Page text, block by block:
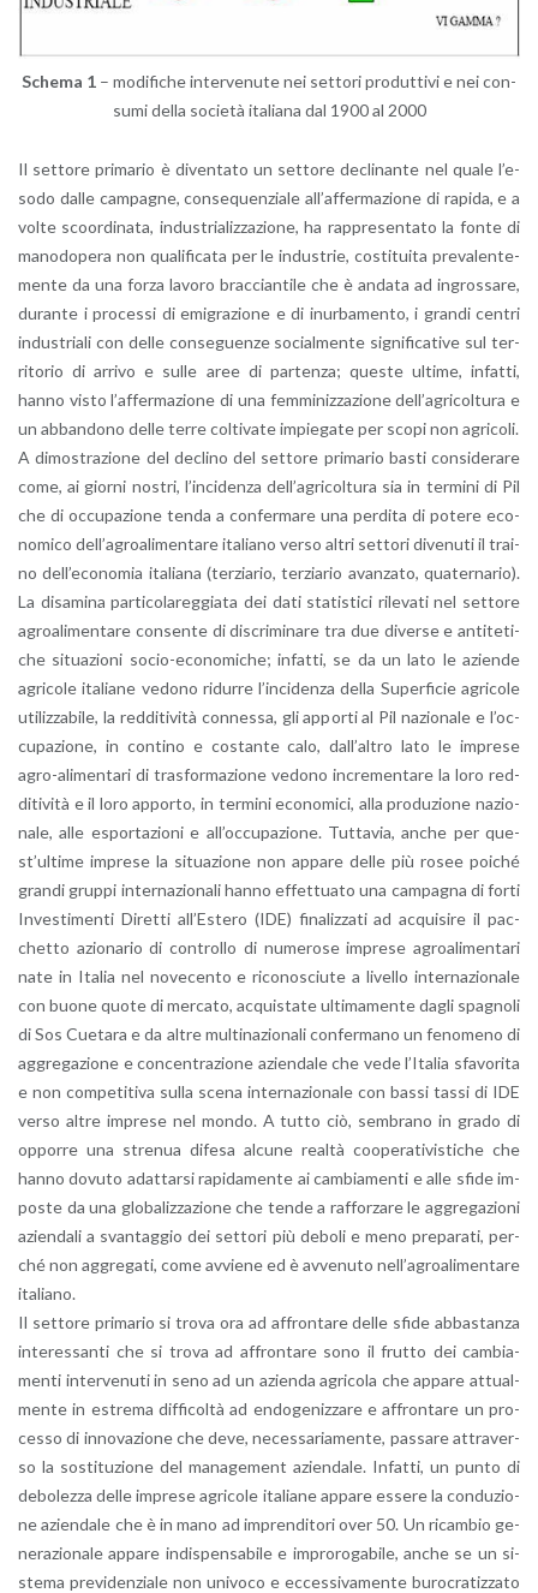
Sche­ma 1 – mo­di­fi­che in­ter­ve­nu­te nei set­to­ri pro­dut­ti­vi e nei con­
su­mi della so­cie­tà ita­lia­na dal 1900 al 2000
Il set­to­re pri­ma­rio è di­ven­ta­to un set­to­re de­cli­nan­te nel quale l’e­
so­do dalle cam­pa­gne, con­se­quen­zia­le al­l’af­fer­ma­zio­ne di ra­pi­da, e a
volte scoor­di­na­ta, in­du­stria­liz­za­zio­ne, ha rap­pre­sen­ta­to la fonte di
ma­no­do­pe­ra non qua­li­fi­ca­ta per le in­du­strie, co­sti­tui­ta pre­va­len­te­
men­te da una forza la­vo­ro brac­cian­ti­le che è an­da­ta ad in­gros­sa­re,
du­ran­te i pro­ces­si di emi­gra­zio­ne e di inur­ba­men­to, i gran­di cen­tri
in­du­stria­li con delle con­se­guen­ze so­cial­men­te si­gni­fi­ca­ti­ve sul ter­
ri­to­rio di ar­ri­vo e sulle aree di par­ten­za; que­ste ul­ti­me, in­fat­ti,
hanno visto l’af­fer­ma­zio­ne di una fem­mi­niz­za­zio­ne del­l’a­gri­col­tu­ra e
un ab­ban­do­no delle terre col­ti­va­te im­pie­ga­te per scopi non agri­co­li.
A di­mo­stra­zio­ne del de­cli­no del set­to­re pri­ma­rio basti con­si­de­ra­re
come, ai gior­ni no­stri, l’in­ci­den­za del­l’a­gri­col­tu­ra sia in ter­mi­ni di Pil
che di oc­cu­pa­zio­ne tenda a con­fer­ma­re una per­di­ta di po­te­re eco­
no­mi­co del­l’a­groa­li­men­ta­re ita­lia­no verso altri set­to­ri di­ve­nu­ti il trai­
no del­l’e­co­no­mia ita­lia­na (ter­zia­rio, ter­zia­rio avan­za­to, qua­ter­na­rio).
La di­sa­mi­na par­ti­co­la­reg­gia­ta dei dati sta­ti­sti­ci ri­le­va­ti nel set­to­re
agroa­li­men­ta­re con­sen­te di di­scri­mi­na­re tra due di­ver­se e an­ti­te­ti­
che si­tua­zio­ni so­cio-eco­no­mi­che; in­fat­ti, se da un lato le azien­de
agri­co­le ita­lia­ne ve­do­no ri­dur­re l’in­ci­den­za della Su­per­fi­cie agri­co­le
uti­liz­za­bi­le, la red­di­ti­vi­tà con­nes­sa, gli ap­por­ti al Pil na­zio­na­le e l’oc­
cu­pa­zio­ne, in con­ti­no e co­stan­te calo, dal­l’al­tro lato le im­pre­se
agro-ali­men­ta­ri di tra­sfor­ma­zio­ne ve­do­no in­cre­men­ta­re la loro red­
di­ti­vi­tà e il loro ap­por­to, in ter­mi­ni eco­no­mi­ci, alla pro­du­zio­ne na­zio­
na­le, alle espor­ta­zio­ni e al­l’oc­cu­pa­zio­ne. Tut­ta­via, anche per que­
st’ul­ti­me im­pre­se la si­tua­zio­ne non ap­pa­re delle più rosee poi­ché
gran­di grup­pi in­ter­na­zio­na­li hanno ef­fet­tua­to una cam­pa­gna di forti
In­ve­sti­men­ti Di­ret­ti al­l’E­ste­ro (IDE) fi­na­liz­za­ti ad ac­qui­si­re il pac­
chet­to azio­na­rio di con­trol­lo di nu­me­ro­se im­pre­se agroa­li­men­ta­ri
nate in Ita­lia nel no­ve­cen­to e ri­co­no­sciu­te a li­vel­lo in­ter­na­zio­na­le
con buone quote di mer­ca­to, ac­qui­sta­te ul­ti­ma­men­te dagli spa­gno­li
di Sos Cue­ta­ra e da altre mul­ti­na­zio­na­li con­fer­ma­no un fe­no­me­no di
ag­gre­ga­zio­ne e con­cen­tra­zio­ne azien­da­le che vede l’I­ta­lia sfa­vo­ri­ta
e non com­pe­ti­ti­va sulla scena in­ter­na­zio­na­le con bassi tassi di IDE
verso altre im­pre­se nel mondo. A tutto ciò, sem­bra­no in grado di
op­por­re una stre­nua di­fe­sa al­cu­ne real­tà coo­pe­ra­ti­vi­sti­che che
hanno do­vu­to adat­tar­si ra­pi­da­men­te ai cam­bia­men­ti e alle sfide im­
po­ste da una glo­ba­liz­za­zio­ne che tende a raf­for­za­re le ag­gre­ga­zio­ni
azien­da­li a svan­tag­gio dei set­to­ri più de­bo­li e meno pre­pa­ra­ti, per­
ché non ag­gre­ga­ti, come av­vie­ne ed è av­ve­nu­to nel­l’a­groa­li­men­ta­re
ita­lia­no.
Il set­to­re pri­ma­rio si trova ora ad af­fron­ta­re delle sfide ab­ba­stan­za
in­te­res­san­ti che si trova ad af­fron­ta­re sono il frut­to dei cam­bia­
men­ti in­ter­ve­nu­ti in seno ad un azien­da agri­co­la che ap­pa­re at­tual­
men­te in estre­ma dif­fi­col­tà ad en­do­ge­niz­za­re e af­fron­ta­re un pro­
ces­so di in­no­va­zio­ne che deve, ne­ces­sa­ria­men­te, pas­sa­re at­tra­ver­
so la so­sti­tu­zio­ne del ma­na­ge­ment azien­da­le. In­fat­ti, un punto di
de­bo­lez­za delle im­pre­se agri­co­le ita­lia­ne ap­pa­re es­se­re la con­du­zio­
ne azien­da­le che è in mano ad im­pren­di­to­ri over 50. Un ri­cam­bio ge­
ne­ra­zio­na­le ap­pa­re in­di­spen­sa­bi­le e im­pro­ro­ga­bi­le, anche se un si­
ste­ma pre­vi­den­zia­le non uni­vo­co e ec­ces­si­va­men­te bu­ro­cra­tiz­za­to